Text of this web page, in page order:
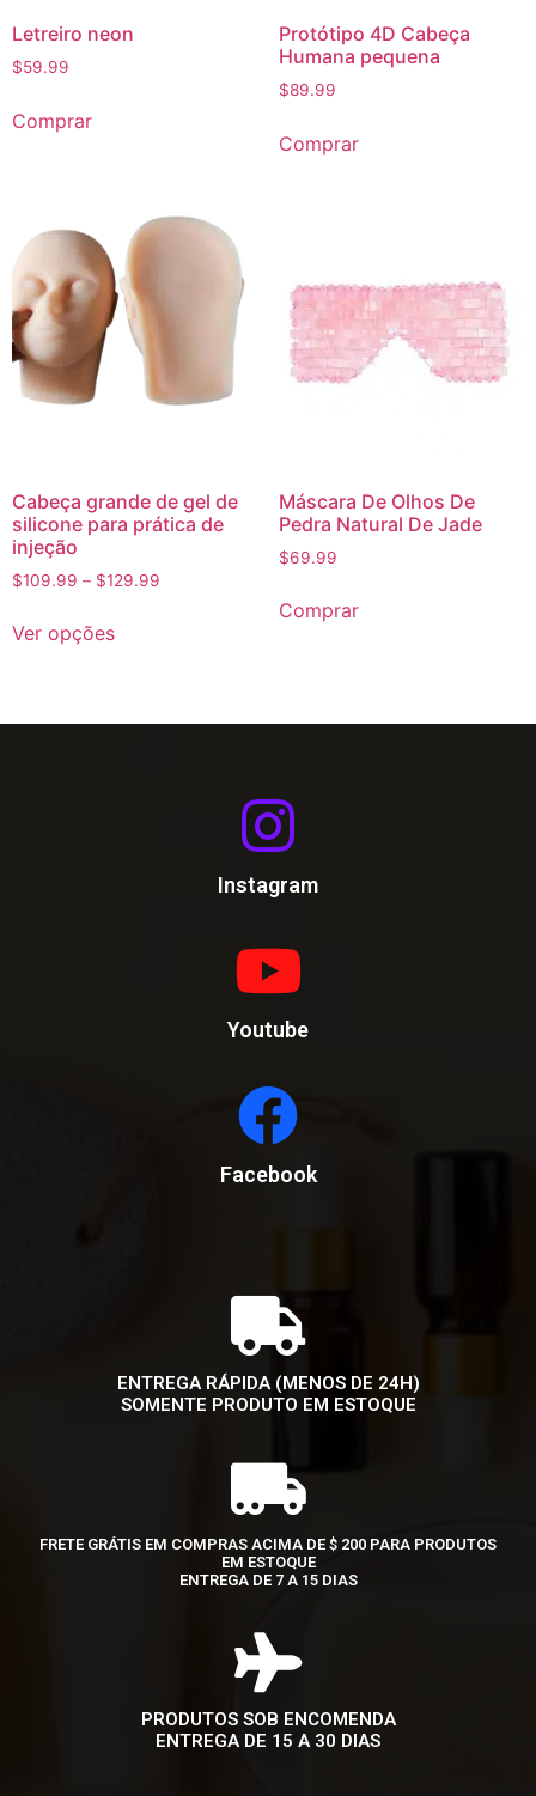
Letreiro neon
$59.99
Comprar
Protótipo 4D Cabeça
Humana pequena
$89.99
Comprar
Cabeça grande de gel de
silicone para prática de
injeção
$109.99 – $129.99
Ver opções
Máscara De Olhos De
Pedra Natural De Jade
$69.99
Comprar
Instagram
Youtube
Facebook
ENTREGA RÁPIDA (MENOS DE 24H)
SOMENTE PRODUTO EM ESTOQUE
FRETE GRÁTIS EM COMPRAS ACIMA DE $ 200 PARA PRODUTOS
EM ESTOQUE
ENTREGA DE 7 A 15 DIAS
PRODUTOS SOB ENCOMENDA
ENTREGA DE 15 A 30 DIAS